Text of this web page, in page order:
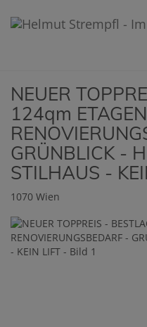
NEUER
124qm
GRÜNBLICK -
STILHAUS -
1070 Wien